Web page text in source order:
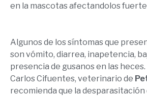
en la mascotas afectandolos
Algunos de los síntomas que
son vómito, diarrea, inapetencia,
presencia de gusanos en las
Carlos Cifuentes, veterinario de
recomienda que la